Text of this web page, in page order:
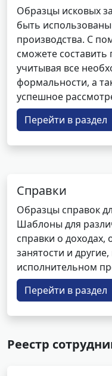
Образцы исковых
быть
производства. С
сможете составить
учитывая все
формальности, а
успешное
Перейти в раздел
Справки
Образцы справок
Шаблоны для
справки о
занятости и
исполнительном
Перейти в раздел
Реестр